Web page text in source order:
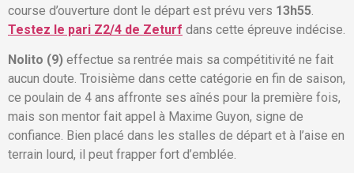
course d’ouverture dont le départ est prévu vers 13h55
Testez le pari Z2/4 de Zeturf dans cette épreuve indécise.
Nolito (9) effectue sa rentrée mais sa compétitivité ne fait
aucun doute. Troisième dans cette catégorie en fin de saison,
ce poulain de 4 ans affronte ses aînés pour la première fois,
mais son mentor fait appel à Maxime Guyon, signe de
confiance. Bien placé dans les stalles de départ et à l’aise en
terrain lourd, il peut frapper fort d’emblée.